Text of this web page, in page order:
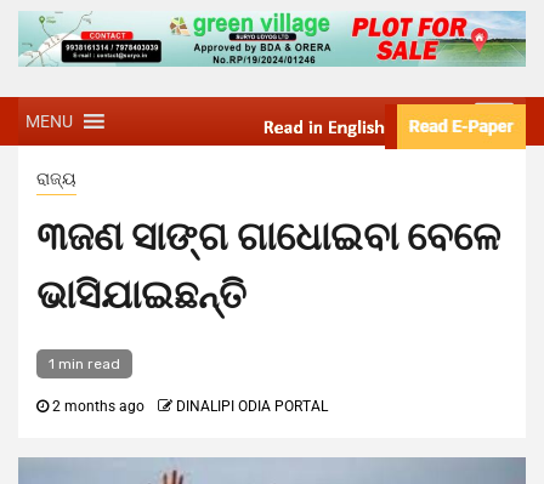
MENU
ରାଜ୍ୟ
୩ଜଣ ସାଙ୍ଗ ଗାଧୋଇବା ବେଳେ
ଭାସିଯାଇଛନ୍ତି
1 min read
2 months ago DINALIPI ODIA PORTAL